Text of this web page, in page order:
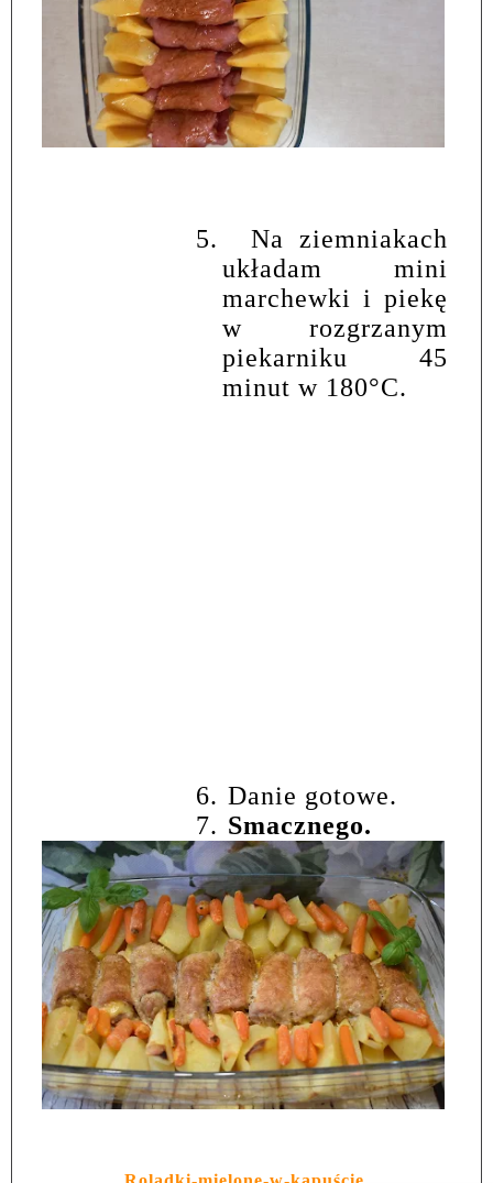
5.
Na ziemniakach
układam mini
marchewki i piekę
w rozgrzanym
piekarniku 45
minut w 180°C.
6. Danie gotowe.
7. Smacznego.